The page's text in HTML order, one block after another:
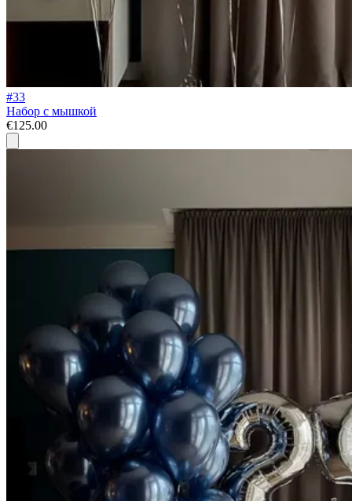
#33
Набор с мышкой
€125.00